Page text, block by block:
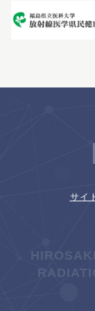
サイ